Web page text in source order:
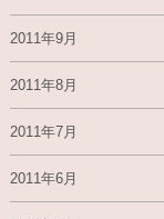
2011年9月
2011年8月
2011年7月
2011年6月